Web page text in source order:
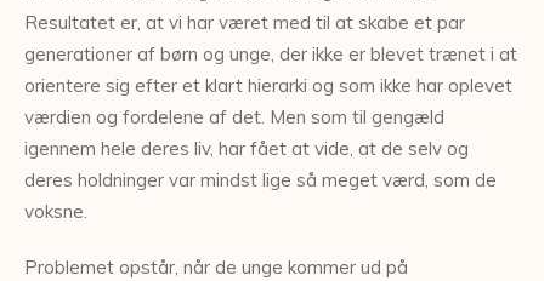
Resultatet er, at vi har været med til at skabe et par
generationer af børn og unge, der ikke er blevet trænet i at
orientere sig efter et klart hierarki og som ikke har oplevet
værdien og fordelene af det. Men som til gengæld
igennem hele deres liv, har fået at vide, at de selv og
deres holdninger var mindst lige så meget værd, som de
voksne.
Problemet opstår, når de unge kommer ud på